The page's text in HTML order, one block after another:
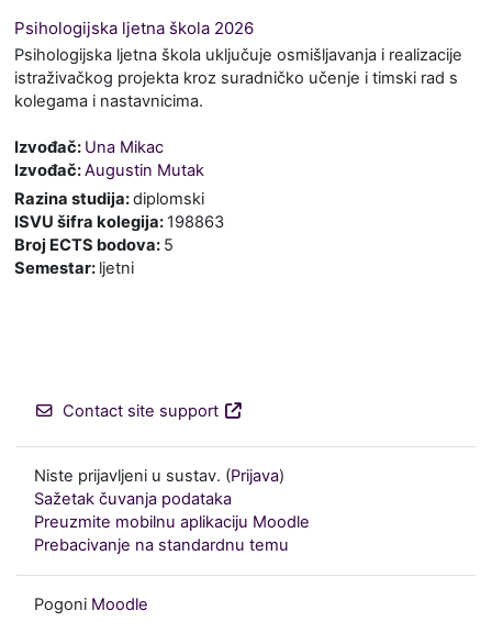
Psihologijska ljetna škola 2026
Psihologijska ljetna škola uključuje osmišljavanja i realizacije
istraživačkog projekta kroz suradničko učenje i timski rad s
kolegama i nastavnicima.
Izvođač: Una Mikac
Izvođač:Augustin Mutak
Razina studija:diplomski
ISVU šifra kolegija: 198863
Broj ECTS bodova: 5
Semestar: ljetni
Contact site support
Niste prijavljeni u sustav. (Prijava)
Sažetak čuvanja podataka
Preuzmite mobilnu aplikaciju Moodle
Prebacivanje na standardnu temu
Pogoni Moodle